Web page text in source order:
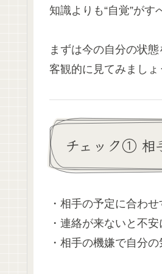
知識よりも“自覚”がす
まずは今の自分の状態
客観的に見てみましょ
チェック① 相
・相手の予定に合わ
・連絡が来ないと不安
・相手の機嫌で自分